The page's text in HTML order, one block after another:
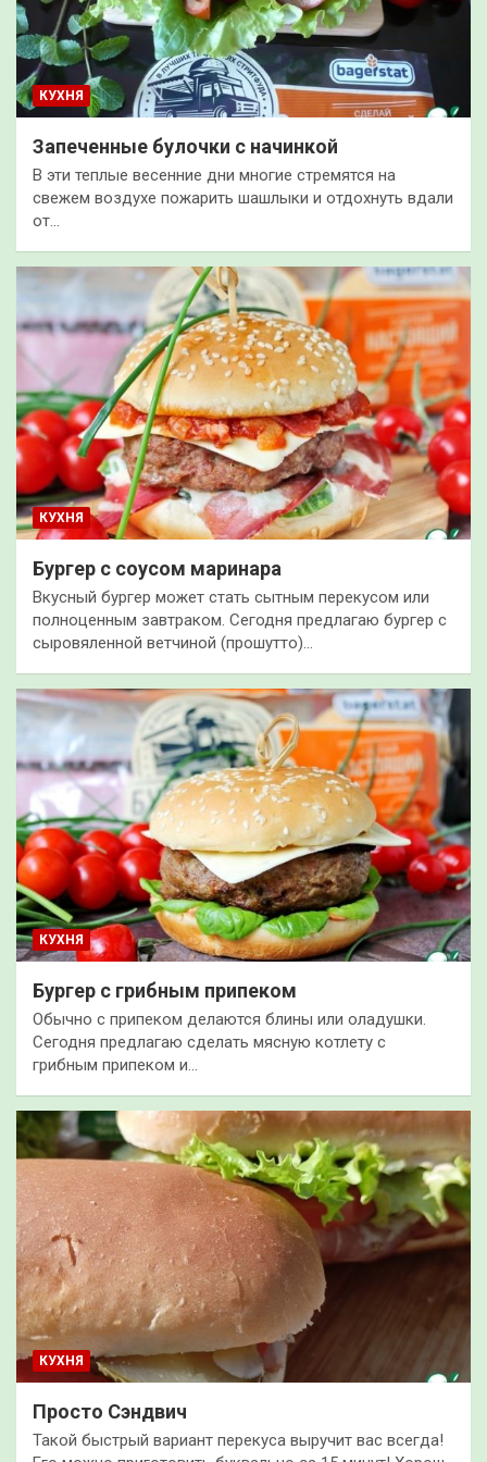
КУХНЯ
Запеченные булочки с начинкой
В эти теплые весенние дни многие стремятся на
свежем воздухе пожарить шашлыки и отдохнуть вдали
от…
КУХНЯ
Бургер с соусом маринара
Вкусный бургер может стать сытным перекусом или
полноценным завтраком. Сегодня предлагаю бургер с
сыровяленной ветчиной (прошутто)…
КУХНЯ
Бургер с грибным припеком
Обычно с припеком делаются блины или оладушки.
Сегодня предлагаю сделать мясную котлету с
грибным припеком и…
КУХНЯ
Просто Сэндвич
Такой быстрый вариант перекуса выручит вас всегда!